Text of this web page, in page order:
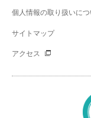
個人情報の取り扱いにつ
サイトマップ
アクセス